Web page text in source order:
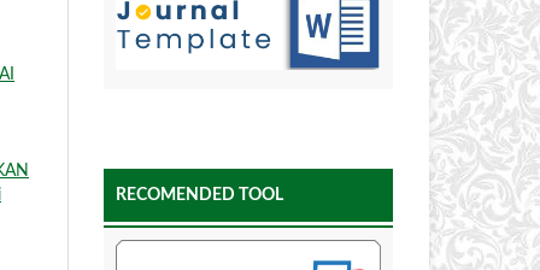
RECOMENDED TOOL